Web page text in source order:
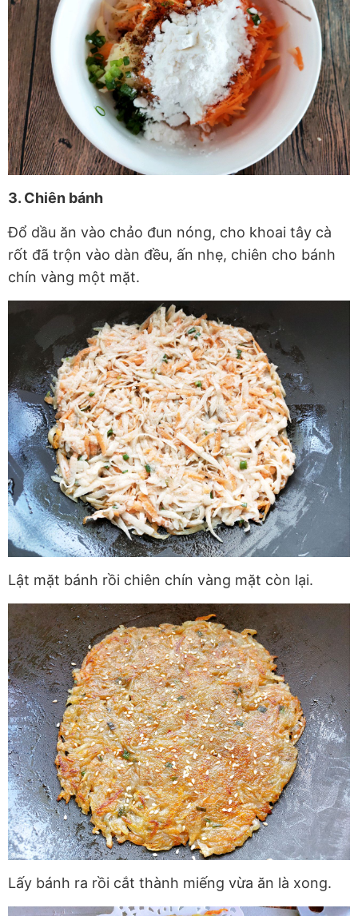
3. Chiên bánh
Đổ dầu ăn vào chảo đun nóng, cho khoai tây cà
rốt đã trộn vào dàn đều, ấn nhẹ, chiên cho bánh
chín vàng một mặt.
Lật mặt bánh rồi chiên chín vàng mặt còn lại.
Lấy bánh ra rồi cắt thành miếng vừa ăn là xong.